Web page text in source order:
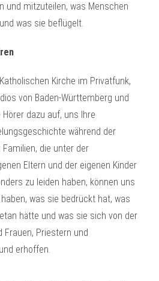
und mitzuteilen, was Menschen
was sie beflügelt.
Kirche im Privatfunk,
von Baden-Württemberg und
dazu auf, uns Ihre
während der
Familien, die unter der
Eltern und der eigenen Kinder
zu leiden haben, können uns
was sie bedrückt hat, was
hätte und was sie sich von der
Frauen, Priestern und
erhoffen.